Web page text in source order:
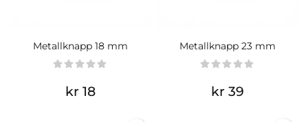
Metallknapp 18 mm
kr 18
Metallknapp 23 mm
kr 39